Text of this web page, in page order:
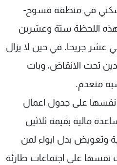
السكني في منطقة فسوح-
اللحظة ستة وعشرين
عشر جريحا. في حين لا يزال
تحت الانقاض، وبات
منعدم.
نفسها على جدول اعمال
مالية بقيمة ثلاثين
وتعويض بدل ايواء لمن
نفسها على اجتماعات طارئة